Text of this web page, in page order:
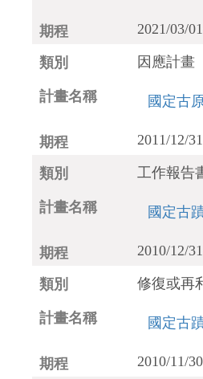
2021/03/
因應計畫
國定古
2011/12/
工作報告
國定古
2010/12/
修復或再
國定古
2010/11/